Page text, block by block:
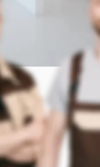
фото помогут мастеру